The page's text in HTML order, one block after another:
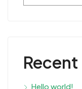
Hello world!